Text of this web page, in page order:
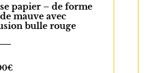
papier – de forme
mauve avec
bulle rouge
€